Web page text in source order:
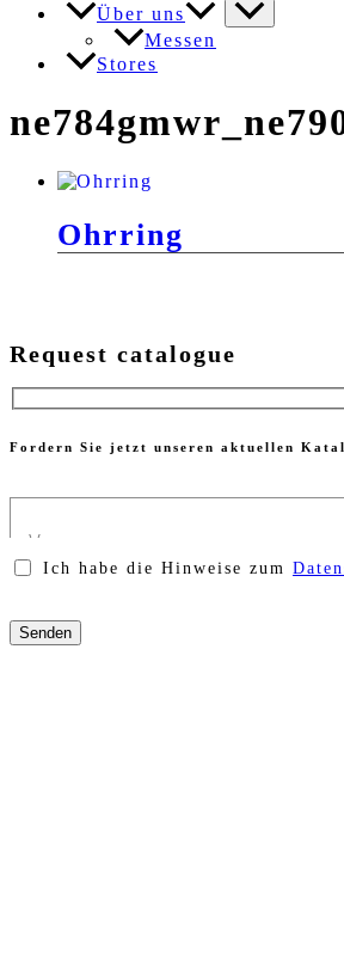
Über uns
Messen
Stores
Ohrring
Request catalogue
Fordern Sie jetzt unseren aktuellen
Ich habe die Hinweise zum
lasse